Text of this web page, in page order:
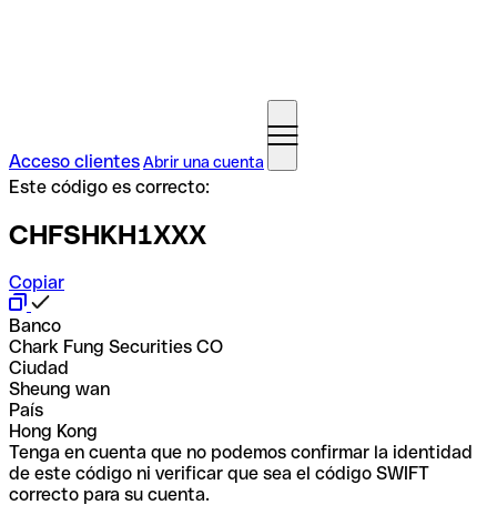
Acceso clientesAbrir una cuenta
Este código es correcto:
CHFSHKH1XXX
Copiar
Banco
Chark Fung Securities CO
Ciudad
Sheung wan
País
Hong Kong
Tenga en cuenta que no podemos confirmar la identidad
de este código ni verificar que sea el código SWIFT
correcto para su cuenta.